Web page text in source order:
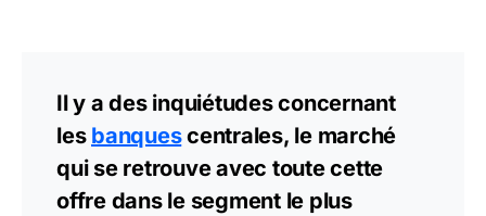
Il y a des inquiétudes concernant
les banquescentrales, le marché
qui se retrouve avec toute cette
offre dans le segment le plus